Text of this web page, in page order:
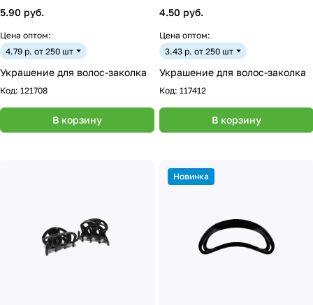
5.90 руб.
Цена оптом:
4.79 р. от 250 шт
Украшение для волос-заколка
Код: 121708
В корзину
4.50 руб.
Цена оптом:
3.43 р. от 250 шт
Украшение для волос-заколка
Код: 117412
В корзину
Новинка